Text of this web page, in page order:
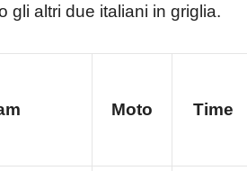
gli altri due italiani in griglia.
Moto Time